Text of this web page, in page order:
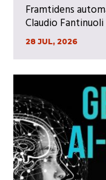
Framtidens
Claudio
28 JUL, 2026